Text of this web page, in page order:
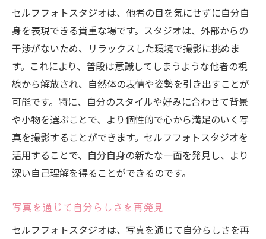
セルフフォトスタジオは、他者の目を気にせずに自分自
身を表現できる貴重な場です。スタジオは、外部からの
干渉がないため、リラックスした環境で撮影に挑めま
す。これにより、普段は意識してしまうような他者の視
線から解放され、自然体の表情や姿勢を引き出すことが
可能です。特に、自分のスタイルや好みに合わせて背景
や小物を選ぶことで、より個性的で心から満足のいく写
真を撮影することができます。セルフフォトスタジオを
活用することで、自分自身の新たな一面を発見し、より
深い自己理解を得ることができるのです。
写真を通じて自分らしさを再発見
セルフフォトスタジオは、写真を通じて自分らしさを再